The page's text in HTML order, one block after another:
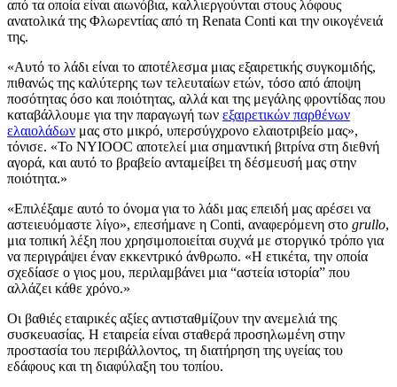
από τα οποία είναι αιωνόβια, καλλιεργούνται στους λόφους
ανατολικά της Φλωρεντίας από τη Renata Conti και την οικογένειά
της.
«Αυτό το λάδι είναι το αποτέλεσμα μιας εξαιρετικής συγκομιδής,
πιθανώς της καλύτερης των τελευταίων ετών, τόσο από άποψη
ποσότητας όσο και ποιότητας, αλλά και της μεγάλης φροντίδας που
καταβάλλουμε για την παραγωγή των εξαιρετικών παρθένων
ελαιολάδων μας στο μικρό, υπερσύγχρονο ελαιοτριβείο μας»,
τόνισε. «Το NYIOOC αποτελεί μια σημαντική βιτρίνα στη διεθνή
αγορά, και αυτό το βραβείο ανταμείβει τη δέσμευσή μας στην
ποιότητα.»
«Επιλέξαμε αυτό το όνομα για το λάδι μας επειδή μας αρέσει να
αστειευόμαστε λίγο», επεσήμανε η Conti, αναφερόμενη στο grullo,
μια τοπική λέξη που χρησιμοποιείται συχνά με στοργικό τρόπο για
να περιγράψει έναν εκκεντρικό άνθρωπο. «Η ετικέτα, την οποία
σχεδίασε ο γιος μου, περιλαμβάνει μια “αστεία ιστορία” που
αλλάζει κάθε χρόνο.»
Οι βαθιές εταιρικές αξίες αντισταθμίζουν την ανεμελιά της
συσκευασίας. Η εταιρεία είναι σταθερά προσηλωμένη στην
προστασία του περιβάλλοντος, τη διατήρηση της υγείας του
εδάφους και τη διαφύλαξη του τοπίου.